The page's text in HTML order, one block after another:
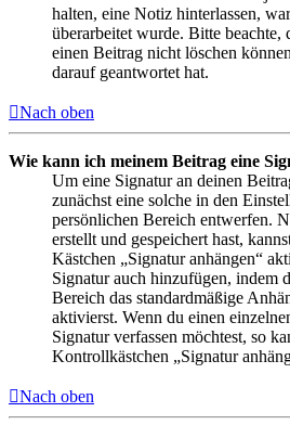
halten, eine Notiz hinterlassen,
überarbeitet wurde. Bitte beachte,
einen Beitrag nicht löschen
darauf geantwortet hat.
Nach oben
Wie kann ich meinem Beitrag eine
Um eine Signatur an deinen
zunächst eine solche in den
persönlichen Bereich entwerfen.
erstellt und gespeichert hast,
Kästchen „Signatur anhängen“
Signatur auch hinzufügen, indem
Bereich das standardmäßige
aktivierst. Wenn du einen
Signatur verfassen möchtest, so
Kontrollkästchen „Signatur
Nach oben